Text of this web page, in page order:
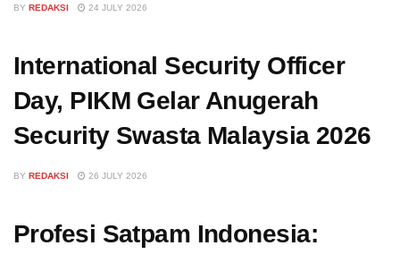
BY REDAKSI 24 JULY 2026
International Security Officer
Day, PIKM Gelar Anugerah
Security Swasta Malaysia 2026
BY REDAKSI 26 JULY 2026
Profesi Satpam Indonesia: